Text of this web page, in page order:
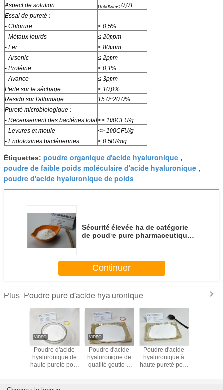
Aspect de solution
Un600nm≤ 0,01
Essai de pureté :
- Chlorure
≤ 0,5%
- Métaux lourds
≤ 20ppm
- Fer
≤ 80ppm
- Arsenic
≤ 2ppm
- Protéine
≤ 0,1%
-Avance
≤ 3ppm
Perte sur le séchage
≤ 10,0%
Résidu sur l'allumage
15.0~20.0%
Pureté microbiologique :
- Recensement des bactéries total<> 100CFU/g
- Levures et moule
<> 100CFU/g
- Endotoxines bactériennes
≤ 0.5IU/mg
Étiquettes: poudre organique d'acide hyaluronique ,
poudre de faible poids moléculaire d'acide hyaluronique ,
poudre d'acide hyaluronique de poids
Sécurité élevée ha de catégorie
de poudre pure pharmaceutique
Continuer
Plus Poudre pure d'acide hyaluronique
Poudre d'acide
hyaluronique de
haute pureté pour
secs
Poudre d'acide
hyaluronique de
qualité goutte à
Poudre d'acide
hyaluronique à
haute pureté pour